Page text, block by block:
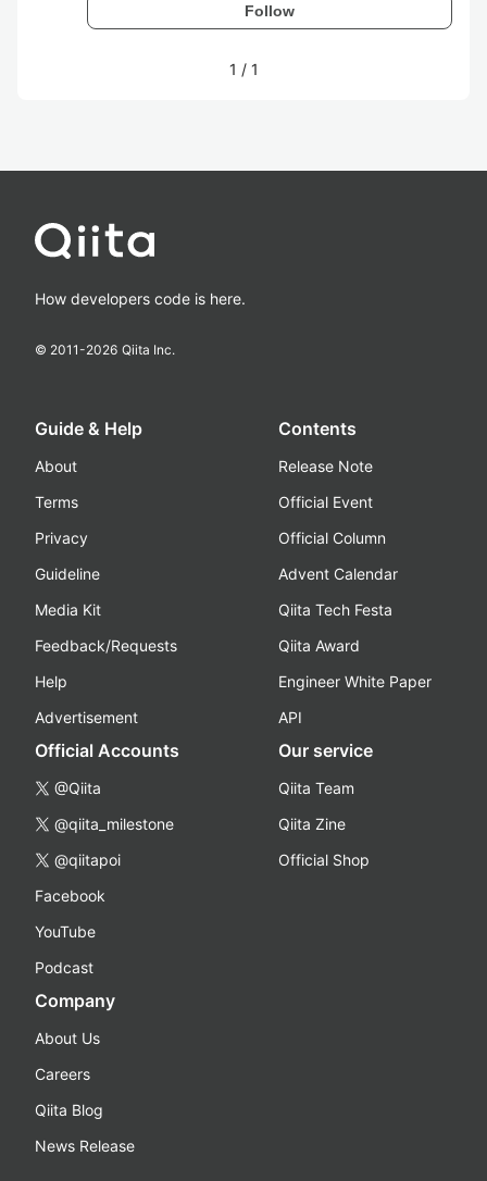
Follow
1 / 1
How developers code is here.
© 2011-2026 Qiita Inc.
Guide & Help
About
Terms
Privacy
Guideline
Media Kit
Feedback/Requests
Help
Advertisement
Contents
Release Note
Official Event
Official Column
Advent Calendar
Qiita Tech Festa
Qiita Award
Engineer White Paper
API
Official Accounts
@Qiita
@qiita_milestone
@qiitapoi
Facebook
YouTube
Podcast
Our service
Qiita Team
Qiita Zine
Official Shop
Company
About Us
Careers
Qiita Blog
News Release